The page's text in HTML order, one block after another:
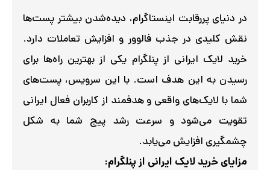
نقش کلیدی در جذب فالوور و افزایش تعاملات دارد.
خرید لایک ایرانی از پنلگرام یکی از بهترین راه‌ها برای
رسیدن به این هدف است. با این سرویس، پست‌های
شما با لایک‌های واقعی و هدفمند از کاربران فعال ایرانی
تقویت می‌شود و سرعت رشد پیج شما به شکل
چشمگیری افزایش می‌یابد.
مزایای خرید لایک ایرانی از پنلگرام:
لایک‌های واقعی و هدفمند:لایک‌هایی که از حساب‌های